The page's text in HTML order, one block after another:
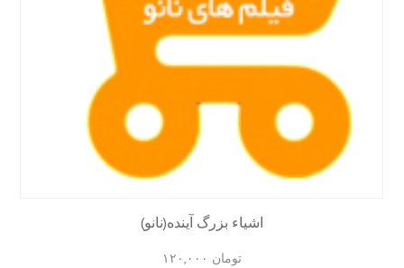
اشیاء بزرگ آینده(نانو)
۱۲۰,۰۰۰